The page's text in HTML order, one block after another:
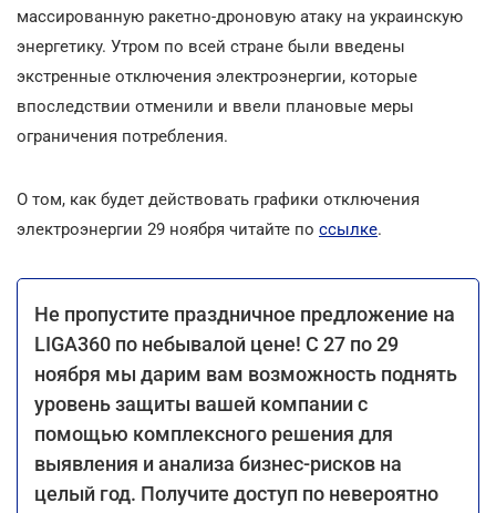
массированную ракетно-дроновую атаку на украинскую
энергетику. Утром по всей стране были введены
экстренные отключения электроэнергии, которые
впоследствии отменили и ввели плановые меры
ограничения потребления.
О том, как будет действовать графики отключения
электроэнергии 29 ноября читайте по ссылке.
Не пропустите праздничное предложение на
LIGA360 по небывалой цене! С 27 по 29
ноября мы дарим вам возможность поднять
уровень защиты вашей компании с
помощью комплексного решения для
выявления и анализа бизнес-рисков на
целый год. Получите доступ по невероятно